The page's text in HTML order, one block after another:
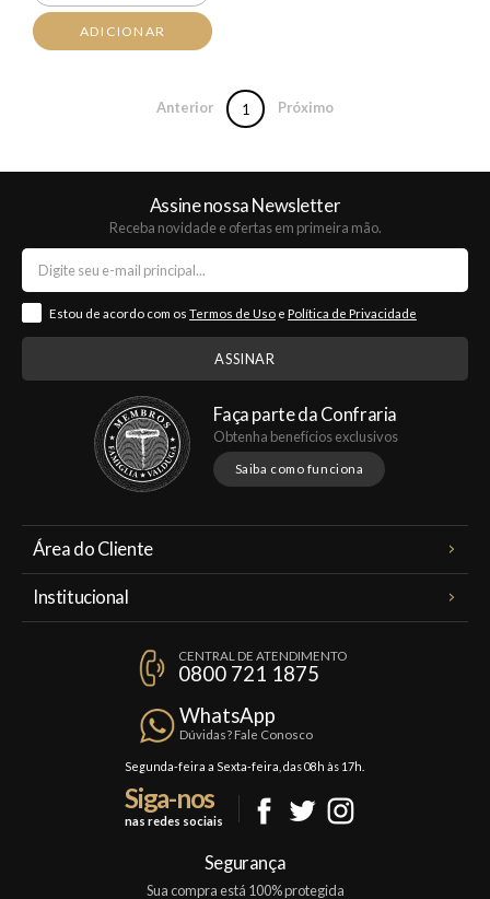
ADICIONAR
Anterior 1 Próximo
Assine nossa Newsletter
Receba novidade e ofertas em primeira mão.
Estou de acordo com os Termos de Uso e Política de Privacidade
Faça parte da Confraria
Obtenha benefícios exclusivos
Saiba como funciona
Área do Cliente
Meus Pedidos
Institucional
A Famiglia Valduga
Política de Privacidade
Trocas e Devoluções
Formas de Pagamento
CENTRAL DE ATENDIMENTO
0800 721 1875
WhatsApp
Dúvidas? Fale Conosco
Segunda-feira a Sexta-feira, das 08h às 17h.
Siga-nos
nas redes sociais
Segurança
Sua compra está 100% protegida